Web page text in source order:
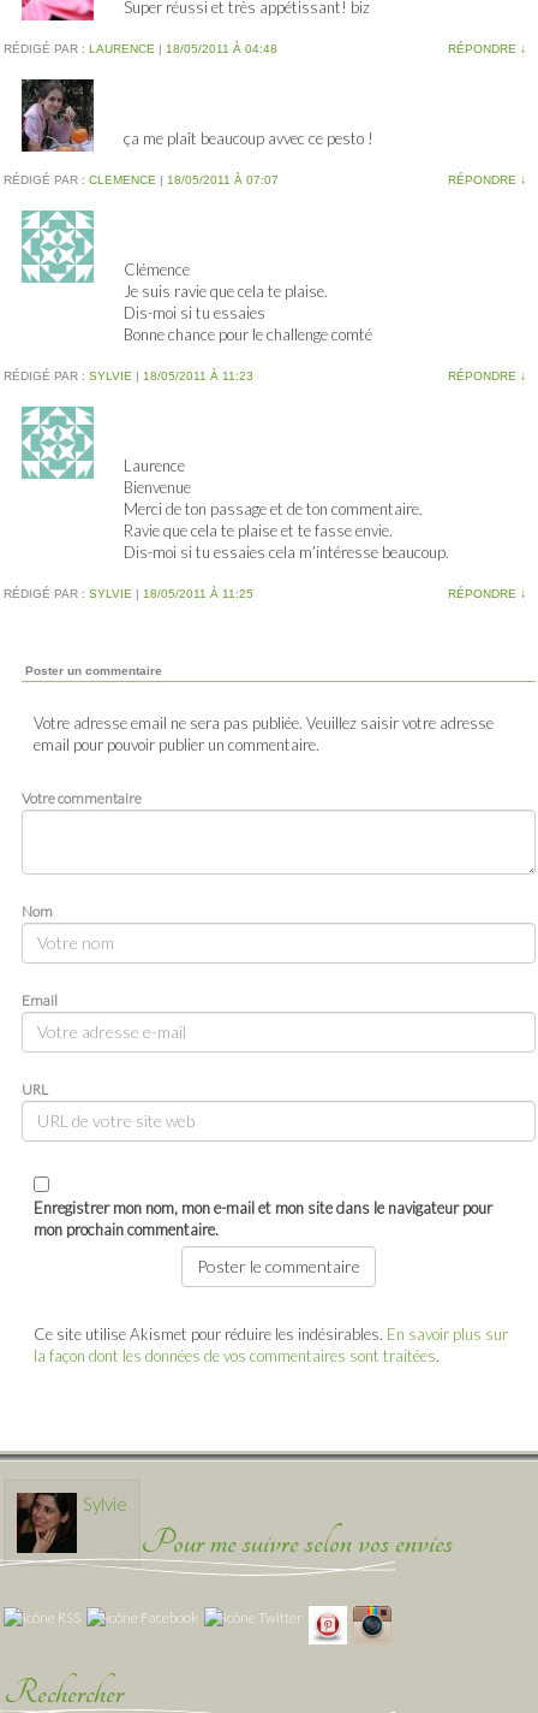
Super réussi et très appétissant! biz
RÉDIGÉ PAR : LAURENCE | 18/05/2011 À 04:48 RÉPONDRE ↓
ça me plaît beaucoup avvec ce pesto !
RÉDIGÉ PAR : CLEMENCE | 18/05/2011 À 07:07 RÉPONDRE ↓
Clémence
Je suis ravie que cela te plaise.
Dis-moi si tu essaies
Bonne chance pour le challenge comté
RÉDIGÉ PAR : SYLVIE | 18/05/2011 À 11:23 RÉPONDRE ↓
Laurence
Bienvenue
Merci de ton passage et de ton commentaire.
Ravie que cela te plaise et te fasse envie.
Dis-moi si tu essaies cela m’intéresse beaucoup.
RÉDIGÉ PAR : SYLVIE | 18/05/2011 À 11:25 RÉPONDRE ↓
Poster un commentaire
Votre adresse email ne sera pas publiée. Veuillez saisir votre adresse
email pour pouvoir publier un commentaire.
Votre commentaire
Nom
Email
URL
Enregistrer mon nom, mon e-mail et mon site dans le navigateur pour
mon prochain commentaire.
Ce site utilise Akismet pour réduire les indésirables. En savoir plus sur
la façon dont les données de vos commentaires sont traitées.
Sylvie
Pour me suivre selon vos envies
Rechercher